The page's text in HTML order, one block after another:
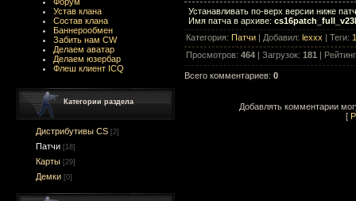
Устав клана
Состав клана
Баннерообмен
Забить нам CW
Делаем аватар
Делаем юзербар
Флеш клиент ICQ
Категории раздела
Дистрибутивы CS [2]
Патчи [18]
Карты [29]
Демки [0]
Устанавливать по-верх версии ниже
Имя патча в архиве:
Категория: Патчи | Добавил: lexxx | Теги:
Просмотров: 464 | Загрузок: 181 | Рейтинг
Всего комментариев: 0
Добавлять комментарии
[